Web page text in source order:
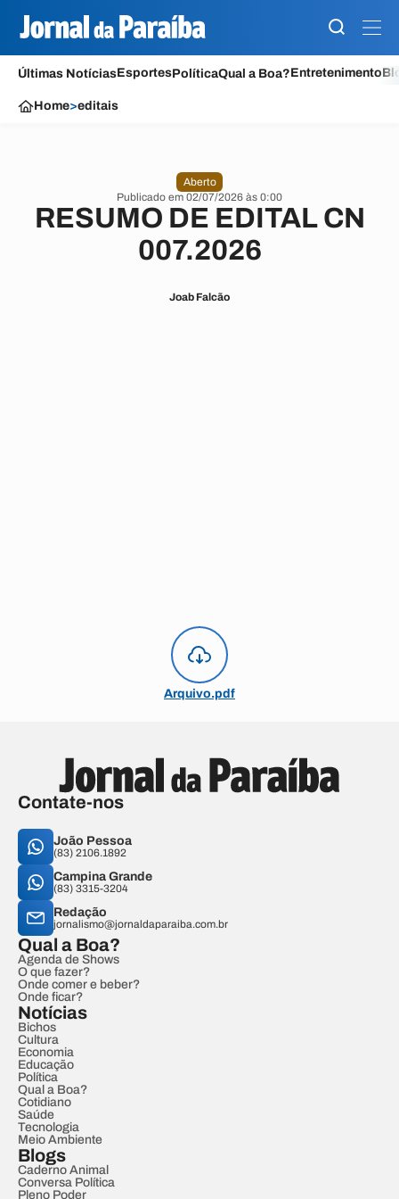
Últimas NotíciasEsportesPolíticaQual a Boa?Entretenimento
Home>editais
Aberto
Publicado em 02/07/2026 às 0:00
RESUMO DE EDITAL CN
007.2026
Joab Falcão
Arquivo.pdf
Contate-nos
João Pessoa
(83) 2106.1892
Campina Grande
(83) 3315-3204
Redação
jornalismo@jornaldaparaiba.com.br
Qual a Boa?
Agenda de Shows
O que fazer?
Onde comer e beber?
Onde ficar?
Notícias
Bichos
Cultura
Economia
Educação
Política
Qual a Boa?
Cotidiano
Saúde
Tecnologia
Meio Ambiente
Blogs
Caderno Animal
Conversa Política
Pleno Poder